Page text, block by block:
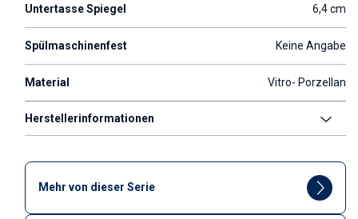
Untertasse Spiegel 6,4 cm
Spülmaschinenfest Keine Angabe
Material Vitro- Porzellan
Herstellerinformationen
Mehr von dieser Serie